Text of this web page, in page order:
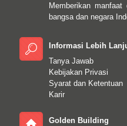
Memberikan
bangsa dan negara
Informasi Lebih
Tanya Jawab
Kebijakan Privasi
Syarat dan Ketentuan
Karir
Golden Building